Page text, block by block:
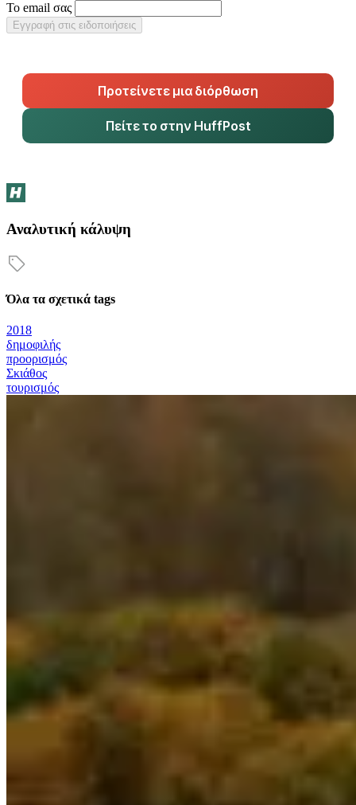
Το email σας
Εγγραφή στις ειδοποιήσεις
Προτείνετε μια διόρθωση
Πείτε το στην HuffPost
Αναλυτική κάλυψη
Όλα τα σχετικά tags
2018
δημοφιλής
προορισμός
Σκιάθος
τουρισμός